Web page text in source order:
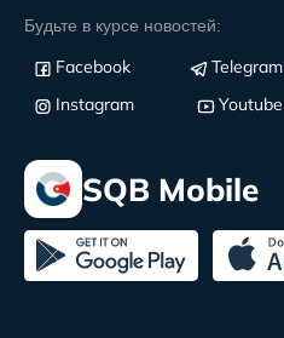
Будьте в курсе новостей:
Facebook
Telegram
Instagram
Youtube
SQB Mobile